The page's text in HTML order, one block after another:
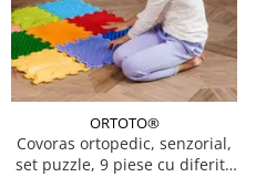
ORTOTO®
Covoras ortopedic, senzorial,
set puzzle, 9 piese cu diferite